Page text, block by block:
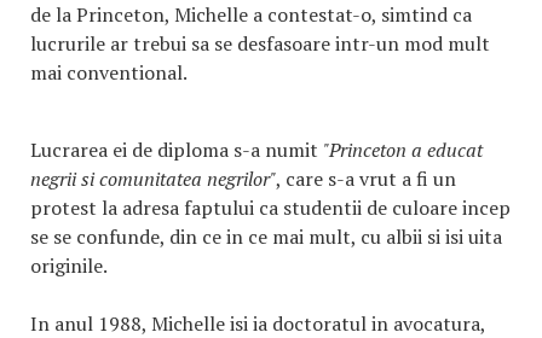
de la Princeton, Michelle a contestat-o, simtind ca
lucrurile ar trebui sa se desfasoare intr-un mod mult
mai conventional.
Lucrarea ei de diploma s-a numit "Princeton a educat
negrii si comunitatea negrilor", care s-a vrut a fi un
protest la adresa faptului ca studentii de culoare incep
se se confunde, din ce in ce mai mult, cu albii si isi uita
originile.
In anul 1988, Michelle isi ia doctoratul in avocatura,